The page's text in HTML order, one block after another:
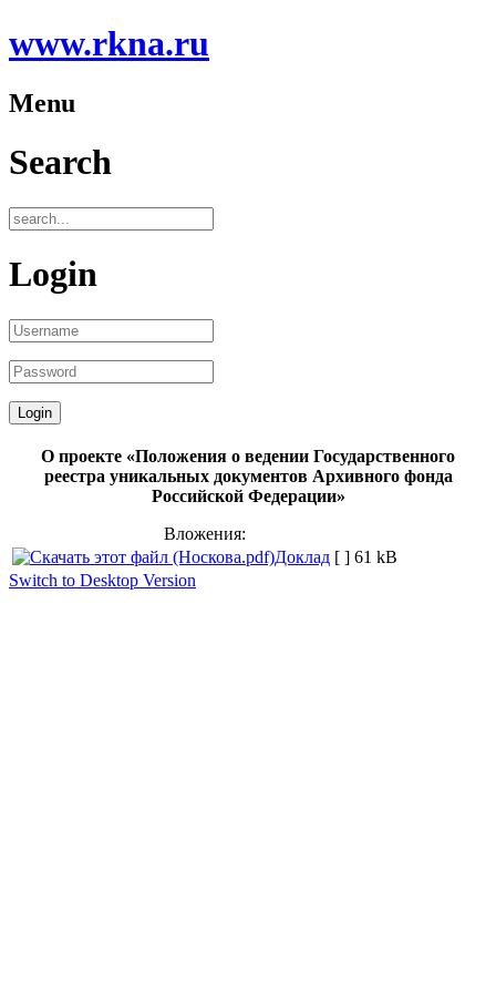
www.rkna.ru
Menu
Search
Login
О проекте «Положения о ведении Государственного
реестра уникальных документов Архивного фонда
Российской Федерации»
Вложения:
Доклад [ ] 61 kB
Switch to Desktop Version